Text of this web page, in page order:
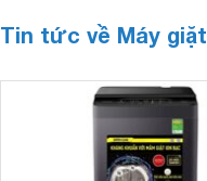
Tin tức về Máy giặt